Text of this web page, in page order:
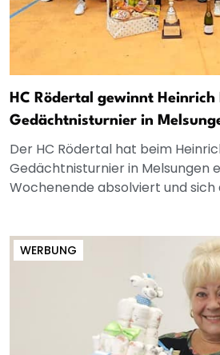
HC Rödertal gewinnt Heinrich
Gedächtnisturnier in
Der HC Rödertal hat beim
Gedächtnisturnier in Melsungen
Wochenende absolviert und sich
WERBUNG